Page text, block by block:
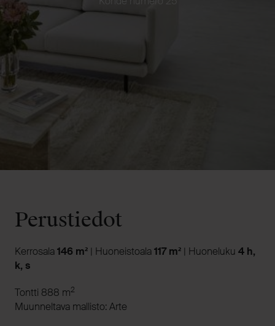
Perustiedot
Kerrosala146 m² | Huoneistoala117 m² | Huoneluku 4 h,
k, s
Tontti 888 m2
Muunneltava mallisto: Arte